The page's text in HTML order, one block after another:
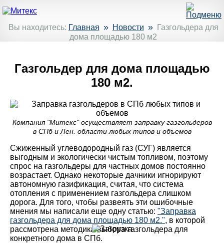
Вы находитесь: Главная » Новости »
Газгольдера для
дома площадью 180 м2
Газгольдер для дома площадью
180 м2.
Компания "Митекс" осуществляет заправку газгольдеров
в СПб и Лен. области любых типов и объемов
Сжиженный углеводородный газ (СУГ) является
выгодным и экологически чистым топливом, поэтому
спрос на газгольдеры для частных домов постоянно
возрастает. Однако некоторые дачники игнорируют
автономную газификация, cчитая, что система
отопления с применением газгольдера слишком
дорога. Для того, чтобы развеять эти ошибочные
мнения мы написали еще одну статью: "Заправка
газгольдера для дома площадью 180 м2.", в которой
рассмотрена методика выбора газгольдера для
конкретного дома в СПб.